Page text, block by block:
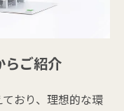
らご紹介
おり、理想的な環